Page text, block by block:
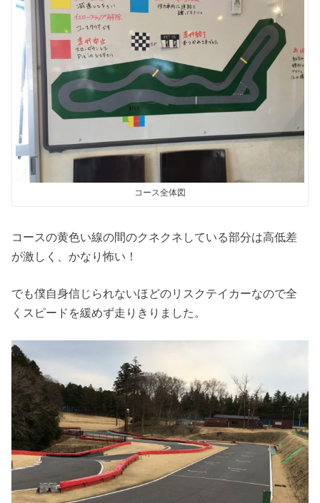
コース全体図
コースの黄色い線の間のクネクネしている部分は高低差
が激しく、かなり怖い！
でも僕自身信じられないほどのリスクテイカーなので全
くスピードを緩めず走りきりました。